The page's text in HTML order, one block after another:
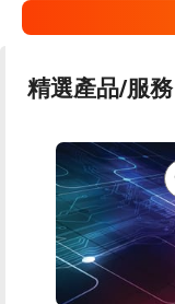
精選產品/服務